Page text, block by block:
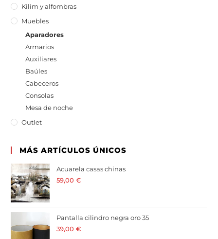
Kilim y alfombras
Muebles
Aparadores
Armarios
Auxiliares
Baúles
Cabeceros
Consolas
Mesa de noche
Outlet
MÁS ARTÍCULOS ÚNICOS
Acuarela casas chinas
59,00€
Pantalla cilindro negra oro 35
39,00€